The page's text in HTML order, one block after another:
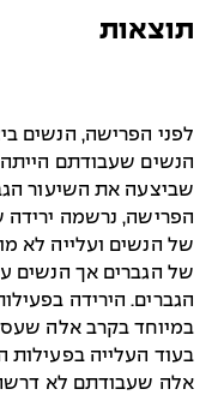
תוצאות
לפני הפרישה, הנשים
הנשים שעבודתם הייתה
שביצעה את השיעור
של הגברים אך הנשים
הגברים. הירידה
במיוחד בקרב אלה
בעוד העלייה
אלה שעבודתם לא